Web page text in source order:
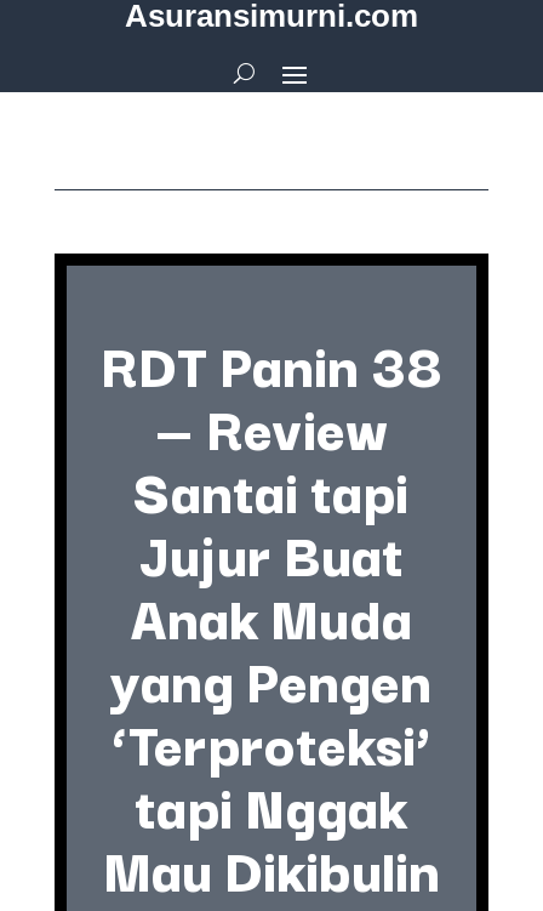
Asuransimurni.com
RDT Panin 38
— Review
Santai tapi
Jujur Buat
Anak Muda
yang Pengen
‘Terproteksi’
tapi Nggak
Mau Dikibulin